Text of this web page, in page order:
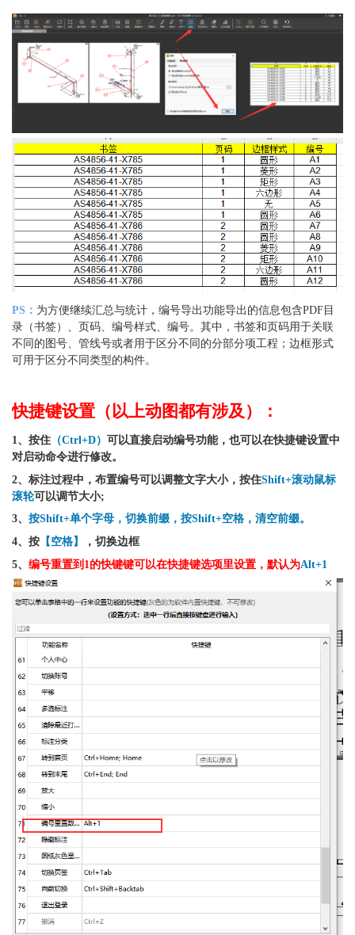
PS： 为方便继续汇总与统计，编号导出功能导出的信息包含PDF目
录（书签）、页码、编号样式、编号。其中，书签和页码用于关联
不同的图号、管线号或者用于区分不同的分部分项工程；边框形式
可用于区分不同类型的构件。
快捷键设置（以上动图都有涉及）：
1、按住 （Ctrl+D） 可以直接启动编号功能，也可以在快捷键设置中
对启动命令进行修改。
2、标注过程中，布置编号可以调整文字大小，按住Shift+滚动鼠标
滚轮可以调节大小;
3、 按Shift+单个字母，切换前缀，按Shift+空格，清空前缀。
4、按 【空格】
，切换边框
5、 编号重置到1的快键键可以在快捷键选项里设置，默认为Alt+1